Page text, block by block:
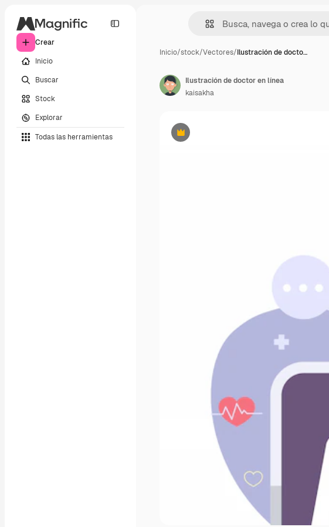
Crear
Inicio
Buscar
Stock
Explorar
Todas las herramientas
Inicio/stock/Vectores/Ilustración de docto…
Premium
Ilustración de doctor en línea
kaisakha